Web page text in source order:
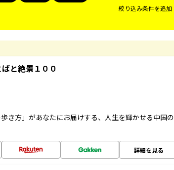
絞り込み条件を追加
と絶景１００
き方」があなたにお届けする、人生を輝かせる中国の
詳細を見る